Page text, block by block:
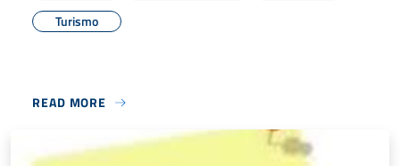
Turismo
READ MORE